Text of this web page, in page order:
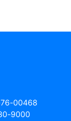
76-00468
9000